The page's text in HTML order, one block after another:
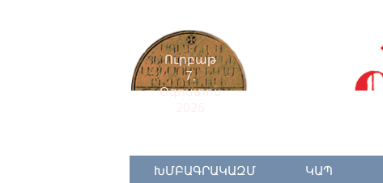
Ուրբաթ
7,
Օգոստոս
ԽՄԲԱԳՐԱԿԱԶՄ ԿԱՊ